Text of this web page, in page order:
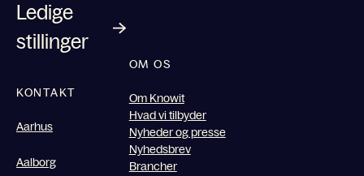
Ledige
stillinger
KONTAKT
Aarhus
Aalborg
OM OS
Om Knowit
Hvad vi tilbyder
Nyheder og presse
Nyhedsbrev
Brancher